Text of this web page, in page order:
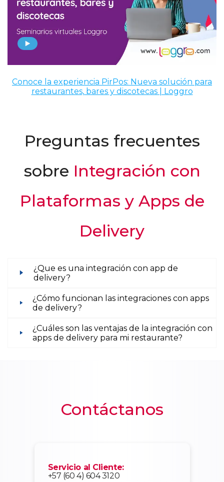
Conoce la experiencia PirPos: Nueva solución para
restaurantes, bares y discotecas | Loggro
Preguntas frecuentes
sobre Integración con
Plataformas y Apps de
Delivery
¿Que es una integración con app de
delivery?
¿Cómo funcionan las integraciones con apps
de delivery?
¿Cuáles son las ventajas de la integración con
apps de delivery para mi restaurante?
Contáctanos
Servicio al Cliente:
+57 (60 4) 604 3120